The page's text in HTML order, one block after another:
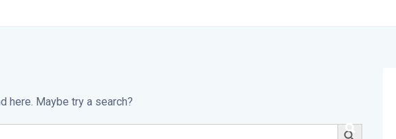
here. Maybe try a search?
Search Button